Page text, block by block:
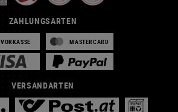
ZAHLUNGSARTEN
VORKASSE MASTERCARD
VERSANDARTEN